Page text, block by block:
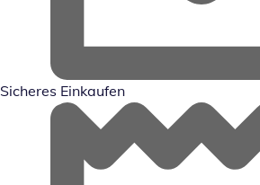
Sicheres Einkaufen